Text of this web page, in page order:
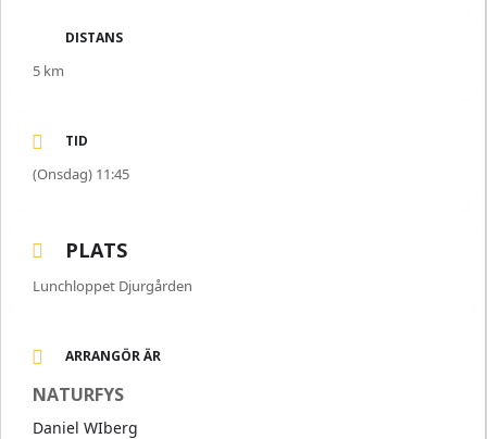
/Daniel
DISTANS
5 km
TID
(Onsdag) 11:45
PLATS
Lunchloppet Djurgården
ARRANGÖR ÄR
NATURFYS
Daniel WIberg